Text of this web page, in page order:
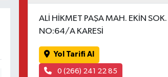
ALİ HİKMET PAŞA MAH. EKİN SOK.
NO:64/A KARESİ
Yol Tarifi Al
0 (266) 241 22 85